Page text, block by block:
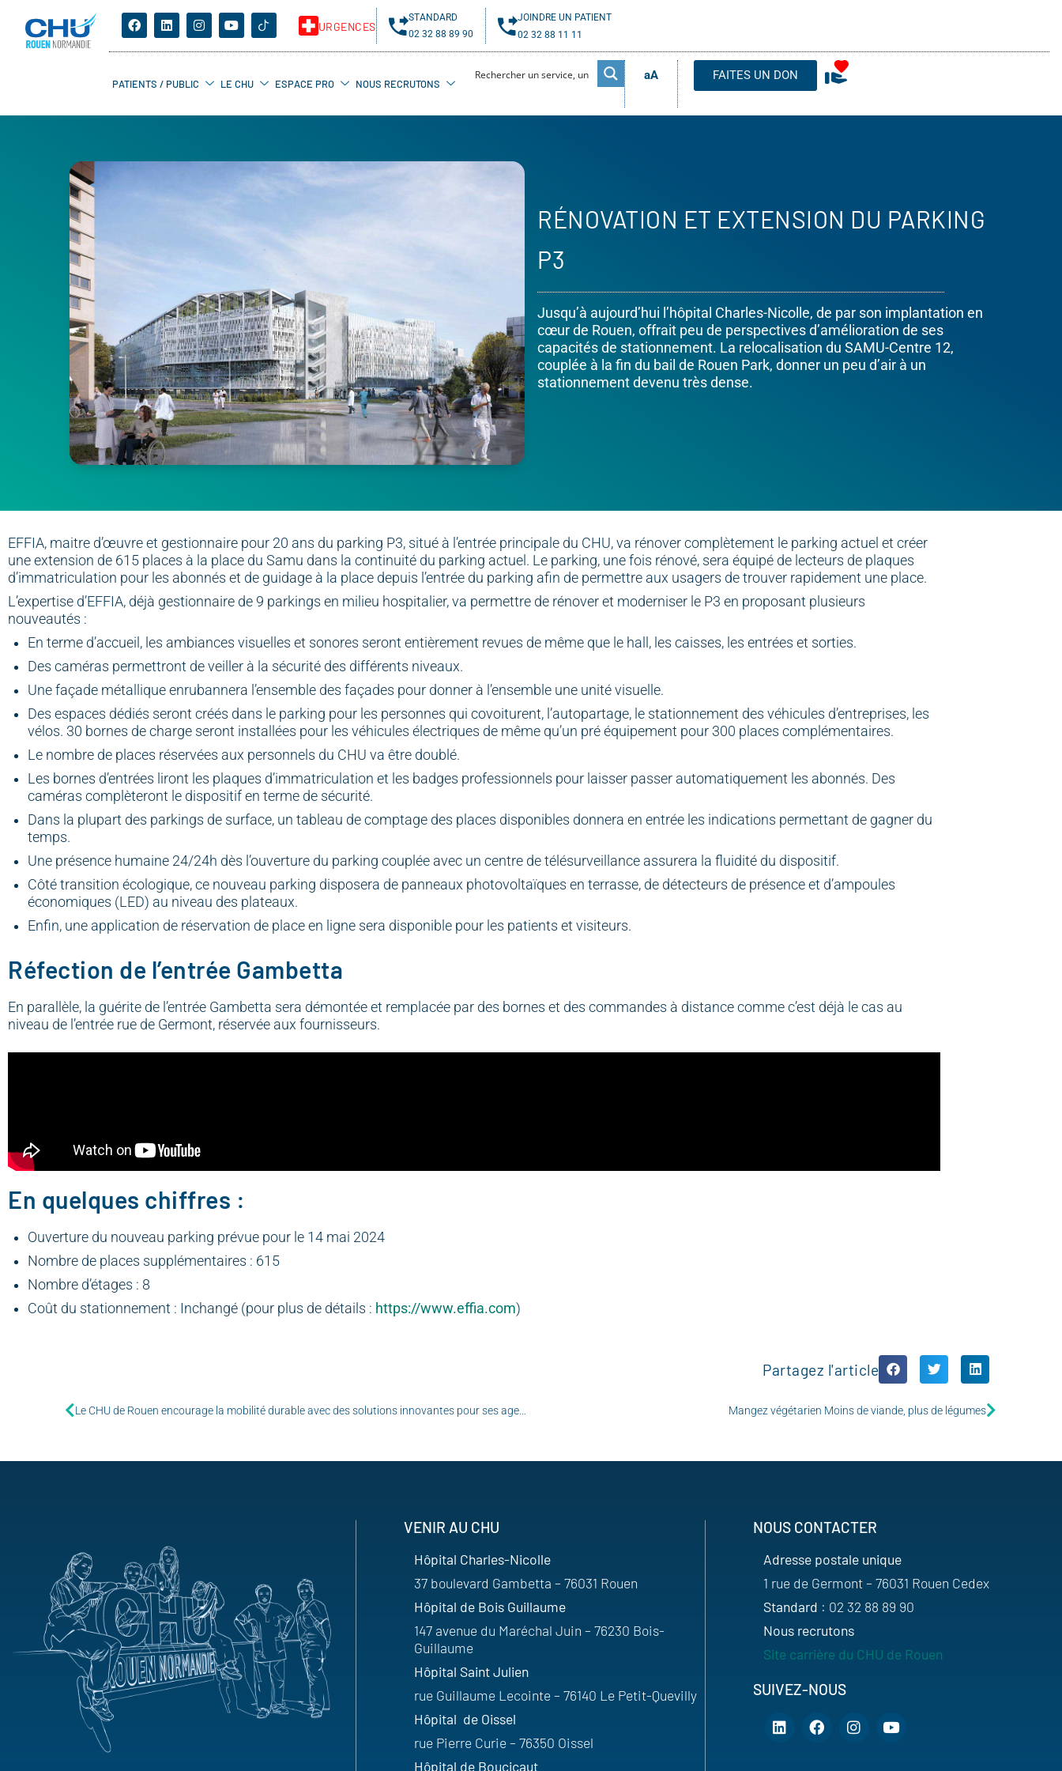
URGENCES
STANDARD
02 32 88 89 90
JOINDRE UN PATIENT
02 32 88 11 11
PATIENTS / PUBLIC LE CHU ESPACE PRO NOUS RECRUTONS
aA FAITES UN DON
RÉNOVATION ET EXTENSION DU PARKING
P3
Jusqu’à aujourd’hui l’hôpital Charles-Nicolle, de par son implantation en
cœur de Rouen, offrait peu de perspectives d’amélioration de ses
capacités de stationnement. La relocalisation du SAMU-Centre 12,
couplée à la fin du bail de Rouen Park, donner un peu d’air à un
stationnement devenu très dense.
EFFIA, maitre d’œuvre et gestionnaire pour 20 ans du parking P3, situé à l’entrée principale du CHU, va rénover complètement le parking actuel et créer
une extension de 615 places à la place du Samu dans la continuité du parking actuel. Le parking, une fois rénové, sera équipé de lecteurs de plaques
d’immatriculation pour les abonnés et de guidage à la place depuis l’entrée du parking afin de permettre aux usagers de trouver rapidement une place.
L’expertise d’EFFIA, déjà gestionnaire de 9 parkings en milieu hospitalier, va permettre de rénover et moderniser le P3 en proposant plusieurs
nouveautés :
En terme d’accueil, les ambiances visuelles et sonores seront entièrement revues de même que le hall, les caisses, les entrées et sorties.
Des caméras permettront de veiller à la sécurité des différents niveaux.
Une façade métallique enrubannera l’ensemble des façades pour donner à l’ensemble une unité visuelle.
Des espaces dédiés seront créés dans le parking pour les personnes qui covoiturent, l’autopartage, le stationnement des véhicules d’entreprises, les
vélos. 30 bornes de charge seront installées pour les véhicules électriques de même qu’un pré équipement pour 300 places complémentaires.
Le nombre de places réservées aux personnels du CHU va être doublé.
Les bornes d’entrées liront les plaques d’immatriculation et les badges professionnels pour laisser passer automatiquement les abonnés. Des
caméras complèteront le dispositif en terme de sécurité.
Dans la plupart des parkings de surface, un tableau de comptage des places disponibles donnera en entrée les indications permettant de gagner du
temps.
Une présence humaine 24/24h dès l’ouverture du parking couplée avec un centre de télésurveillance assurera la fluidité du dispositif.
Côté transition écologique, ce nouveau parking disposera de panneaux photovoltaïques en terrasse, de détecteurs de présence et d’ampoules
économiques (LED) au niveau des plateaux.
Enfin, une application de réservation de place en ligne sera disponible pour les patients et visiteurs.
Réfection de l’entrée Gambetta
En parallèle, la guérite de l’entrée Gambetta sera démontée et remplacée par des bornes et des commandes à distance comme c’est déjà le cas au
niveau de l’entrée rue de Germont, réservée aux fournisseurs.
En quelques chiffres :
Ouverture du nouveau parking prévue pour le 14 mai 2024
Nombre de places supplémentaires : 615
Nombre d’étages : 8
Coût du stationnement : Inchangé (pour plus de détails : https://www.effia.com)
Partagez l'article
Le CHU de Rouen encourage la mobilité durable avec des solutions innovantes pour ses agents Mangez végétarien Moins de viande, plus de légumes
VENIR AU CHU
Hôpital Charles-Nicolle
37 boulevard Gambetta – 76031 Rouen
Hôpital de Bois Guillaume
147 avenue du Maréchal Juin – 76230 Bois-
Guillaume
Hôpital Saint Julien
rue Guillaume Lecointe – 76140 Le Petit-Quevilly
Hôpital de Oissel
rue Pierre Curie – 76350 Oissel
Hôpital de Boucicaut
NOUS CONTACTER
Adresse postale unique
1 rue de Germont – 76031 Rouen Cedex
Standard : 02 32 88 89 90
Nous recrutons
Site carrière du CHU de Rouen
SUIVEZ-NOUS